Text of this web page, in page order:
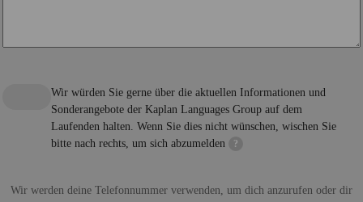
Wir würden Sie gerne über die aktuellen Informationen und
Sonderangebote der Kaplan Languages Group auf dem
Laufenden halten. Wenn Sie dies nicht wünschen, wischen Sie
bitte nach rechts, um sich abzumelden
?
Wir werden deine Telefonnummer verwenden, um dich anzurufen oder dir